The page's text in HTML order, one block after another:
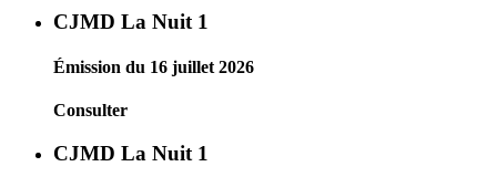
CJMD La Nuit 1
Émission du 16 juillet 2026
Consulter
CJMD La Nuit 1